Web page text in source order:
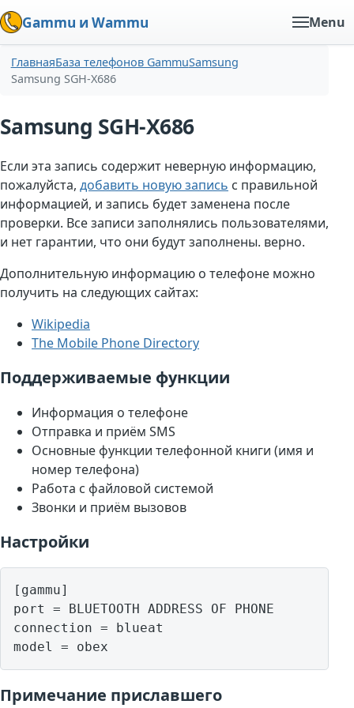
Gammu и Wammu Menu
ГлавнаяБаза телефонов GammuSamsung
Samsung SGH-X686
Samsung SGH-X686
Если эта запись содержит неверную информацию,
пожалуйста, добавить новую запись с правильной
информацией, и запись будет заменена после
проверки. Все записи заполнялись пользователями,
и нет гарантии, что они будут заполнены. верно.
Дополнительную информацию о телефоне можно
получить на следующих сайтах:
Wikipedia
The Mobile Phone Directory
Поддерживаемые функции
Информация о телефоне
Отправка и приём SMS
Основные функции телефонной книги (имя и
номер телефона)
Работа с файловой системой
Звонки и приём вызовов
Настройки
[gammu]
port = BLUETOOTH ADDRESS OF PHONE
connection = blueat
model = obex
Примечание приславшего